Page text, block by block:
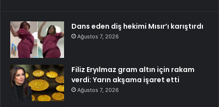
Dans eden diş hekimi Mısır’ı karıştırdı
Ağustos 7, 2026
Filiz Eryılmaz gram altın için rakam
verdi: Yarın akşama işaret etti
Ağustos 7, 2026